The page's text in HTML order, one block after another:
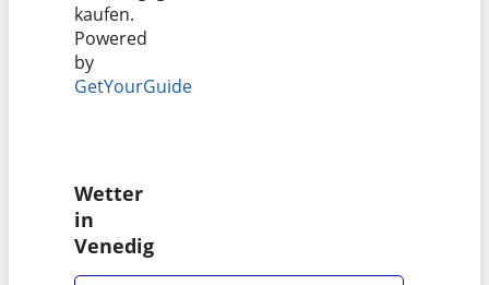
kaufen.
Powered
by
GetYourGuide
Wetter
in
Venedig